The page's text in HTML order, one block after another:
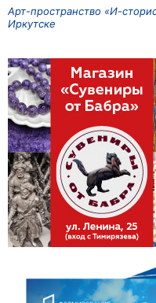
Арт-пространство «И-
Иркутске